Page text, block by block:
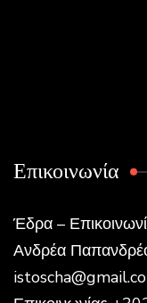
Επικοινωνία
Έδρα –
Ανδρέα